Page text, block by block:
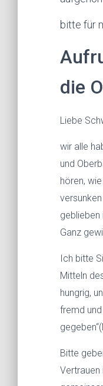
bitte für
die
Liebe
wir alle
und
hören,
geblieben
Ganz
Ich bitte
Mitteln
hungrig,
fremd
Bitte
Vertrauen